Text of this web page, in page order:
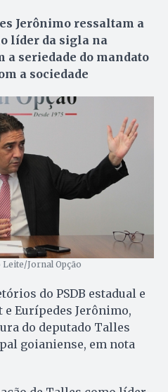
Jerônimo ressaltam a
líder da sigla na
a seriedade do mandato
a sociedade
Jornal Opção
do PSDB estadual e
e Eurípedes Jerônimo,
do deputado Talles
goianiense, em nota